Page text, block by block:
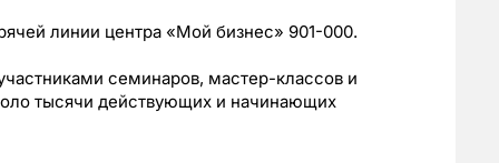
линии центра «Мой бизнес» 901-000.
семинаров, мастер-классов и
тысячи действующих и начинающих